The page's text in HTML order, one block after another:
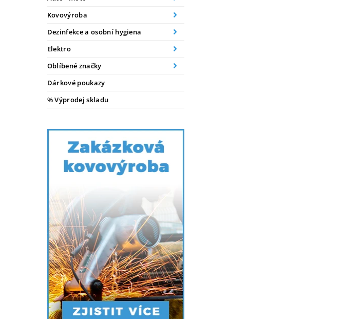
Kovovýroba
Dezinfekce a osobní hygiena
Elektro
Oblíbené značky
Dárkové poukazy
% Výprodej skladu